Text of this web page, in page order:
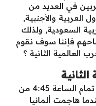
في العديد من
العربية والأجنبية,
السعودية, ولذلك
فإننا سوف نقوم
العالمية الثانية ؟
قامت الحرب العالمية الثانية في تمام الساعة 4:45 من
1 أيلول سنة 1939م عندما هاجمت ألمانيا